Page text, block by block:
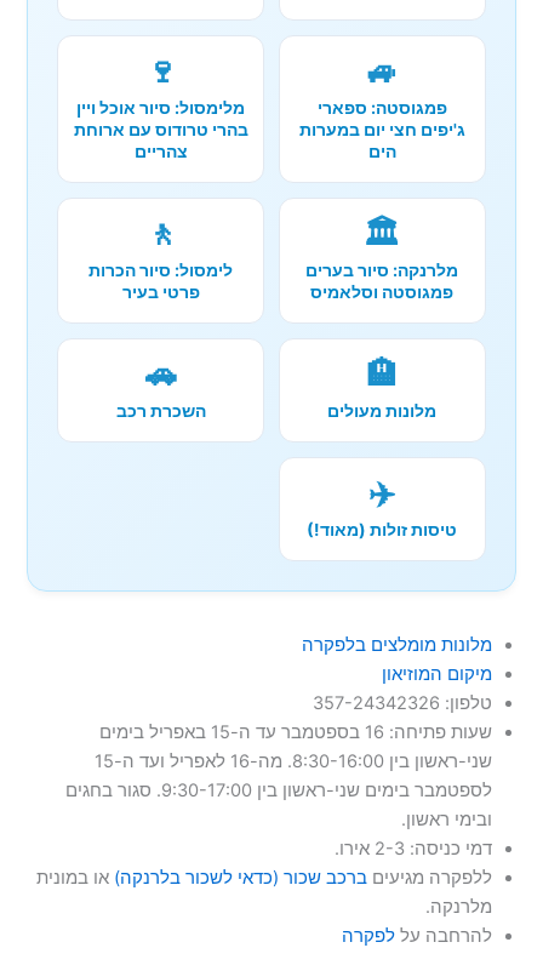
🚙
פמגוסטה: ספארי
ג'יפים חצי יום במערות
הים
🍷
מלימסול: סיור אוכל ויין
בהרי טרודוס עם ארוחת
צהריים
🏛️
מלרנקה: סיור בערים
פמגוסטה וסלאמיס
🚶
לימסול: סיור הכרות
פרטי בעיר
🏨
מלונות מעולים
🚗
השכרת רכב
✈️
טיסות זולות (מאוד!)
מלונות מומלצים בלפקרה
מיקום המוזיאון
טלפון: 357-24342326
שעות פתיחה: 16 בספטמבר עד ה-15 באפריל בימים
שני-ראשון בין 8:30-16:00. מה-16 לאפריל ועד ה-15
לספטמבר בימים שני-ראשון בין 9:30-17:00. סגור בחגים
ובימי ראשון.
דמי כניסה: 2-3 אירו.
ללפקרה מגיעיםברכב שכור (כדאי לשכור בלרנקה) או במונית
מלרנקה.
להרחבה עללפקרה